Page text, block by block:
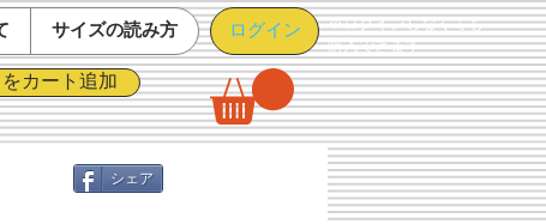
サイズの読み方
カート追加
ログイン
※ログインしなくても
購入できます
シェア